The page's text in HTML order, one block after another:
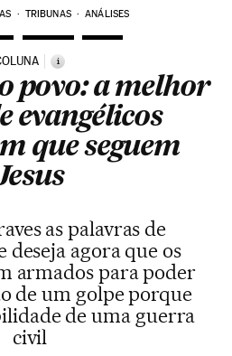
TRIBUNAS ANÁLISES
i
povo: a melhor
evangélicos
que seguem
as palavras de
deseja agora que os
armados para poder
de um golpe porque
de uma guerra
civil